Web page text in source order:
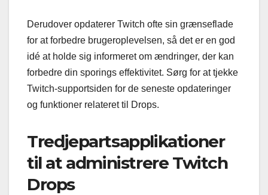
Derudover opdaterer Twitch ofte sin grænseflade
for at forbedre brugeroplevelsen, så det er en god
idé at holde sig informeret om ændringer, der kan
forbedre din sporings effektivitet. Sørg for at tjekke
Twitch-supportsiden for de seneste opdateringer
og funktioner relateret til Drops.
Tredjepartsapplikationer
til at administrere Twitch
Drops